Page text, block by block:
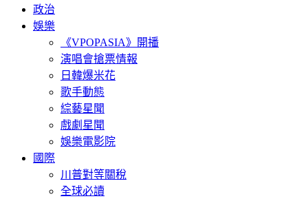
政治
娛樂
《VPOPASIA》開播
演唱會搶票情報
日韓爆米花
歌手動態
綜藝星聞
戲劇星聞
娛樂電影院
國際
川普對等關稅
全球必讀